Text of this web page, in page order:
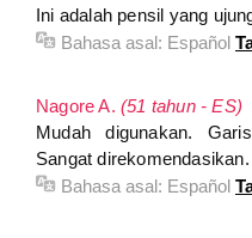
Ini adalah pensil yang
Bahasa asal: Español
Nagore A. (51 tahun - ES)
Mudah digunakan.
Sangat direkomendasikan.
Bahasa asal: Español